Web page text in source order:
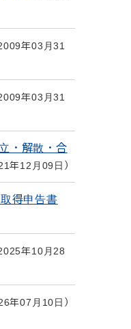
年03月31
年03月31
・解散・合
年12月09日
得申告書
年10月28
年07月10日